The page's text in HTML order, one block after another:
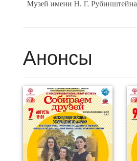
Музей имени Н. Г. Рубинштейна
Анонсы